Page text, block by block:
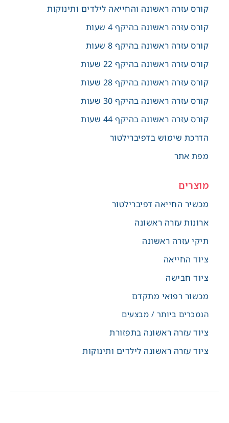
קורס עזרה ראשונה והחייאה לילדים ותינוקות
קורס עזרה ראשונה בהיקף 4 שעות
קורס עזרה ראשונה בהיקף 8 שעות
קורס עזרה ראשונה בהיקף 22 שעות
קורס עזרה ראשונה בהיקף 28 שעות
קורס עזרה ראשונה בהיקף 30 שעות
קורס עזרה ראשונה בהיקף 44 שעות
הדרכת שימוש בדפיברילטור
מפת אתר
מוצרים
מכשיר החייאה דפיברילטור
ארונות עזרה ראשונה
תיקי עזרה ראשונה
ציוד החייאה
ציוד חבישה
מכשור רפואי מתקדם
הנמכרים ביותר / מבצעים
ציוד עזרה ראשונה בתפזורת
ציוד עזרה ראשונה לילדים ותינוקות